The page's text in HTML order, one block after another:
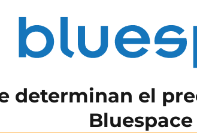
determinan el
Bluespace